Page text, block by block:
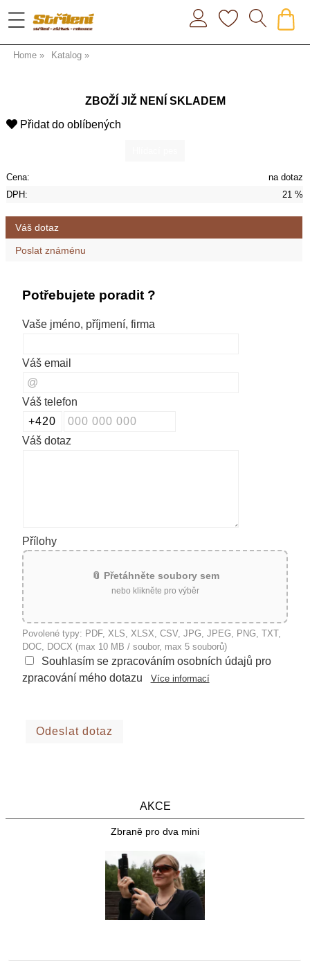
Home Katalog
ZBOŽÍ JIŽ NENÍ SKLADEM
Přidat do oblíbených
Cena:
na dotaz
DPH:
21 %
Váš dotaz
Poslat známénu
Potřebujete poradit ?
Vaše jméno, příjmení, firma
Váš email
Váš telefon
Váš dotaz
Přílohy
📎 Přetáhněte soubory sem
nebo klikněte pro výběr
Povolené typy: PDF, XLS, XLSX, CSV, JPG, JPEG, PNG, TXT,
DOC, DOCX (max 10 MB / soubor, max 5 souborů)
Souhlasím se zpracováním osobních údajů pro
zpracování mého dotazu
Více informací
AKCE
Zbraně pro dva mini